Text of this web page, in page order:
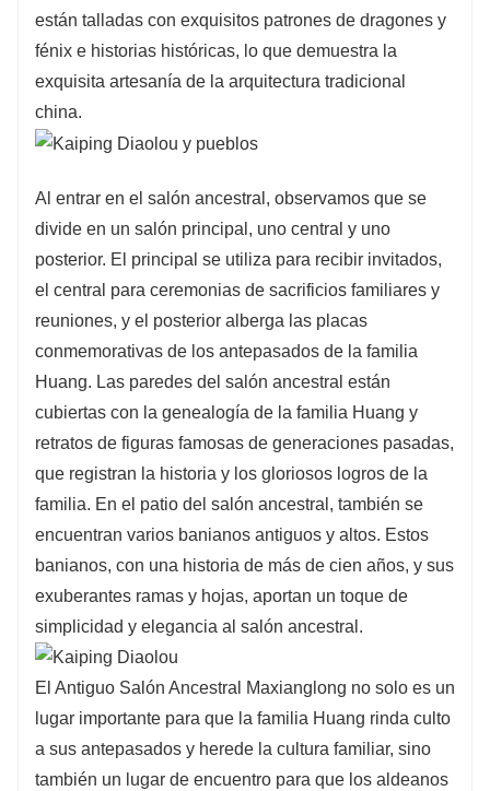
están talladas con exquisitos patrones de dragones y
fénix e historias históricas, lo que demuestra la
exquisita artesanía de la arquitectura tradicional
china.
Al entrar en el salón ancestral, observamos que se
divide en un salón principal, uno central y uno
posterior. El principal se utiliza para recibir invitados,
el central para ceremonias de sacrificios familiares y
reuniones, y el posterior alberga las placas
conmemorativas de los antepasados ​​de la familia
Huang. Las paredes del salón ancestral están
cubiertas con la genealogía de la familia Huang y
retratos de figuras famosas de generaciones pasadas,
que registran la historia y los gloriosos logros de la
familia. En el patio del salón ancestral, también se
encuentran varios banianos antiguos y altos. Estos
banianos, con una historia de más de cien años, y sus
exuberantes ramas y hojas, aportan un toque de
simplicidad y elegancia al salón ancestral.
El Antiguo Salón Ancestral Maxianglong no solo es un
lugar importante para que la familia Huang rinda culto
a sus antepasados ​​y herede la cultura familiar, sino
también un lugar de encuentro para que los aldeanos